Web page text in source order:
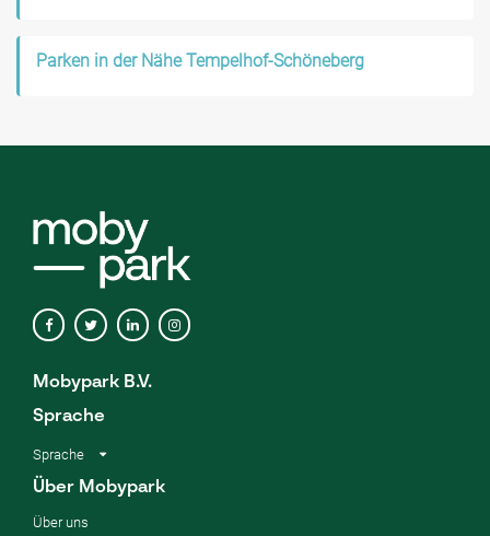
Parken in der Nähe Tempelhof-Schöneberg
Mobypark B.V.
Sprache
Sprache
Über Mobypark
Über uns